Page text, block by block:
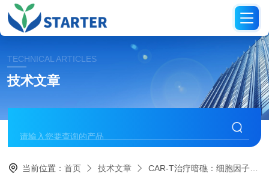
TECHNICAL ARTICLES
技术文章
当前位置：首页 技术文章 CAR-T治疗暗礁：细胞因子暴CRS的发病机制与精准监测全攻略